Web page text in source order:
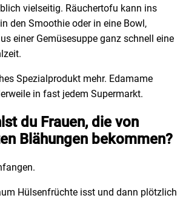
vielseitig. Räuchertofu kann ins
den Smoothie oder in eine Bowl,
einer Gemüsesuppe ganz schnell eine
Spezialprodukt mehr. Edamame
in fast jedem Supermarkt.
du Frauen, die von
Blähungen bekommen?
Hülsenfrüchte isst und dann plötzlich